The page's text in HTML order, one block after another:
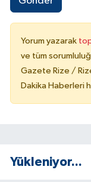
Yorum yazarak
ve tüm
Gazete Rize /
Dakika Haberleri
Yükleniyor...